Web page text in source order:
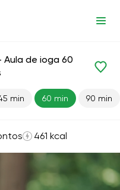
de ioga 60
min 60 min 90 min
461 kcal